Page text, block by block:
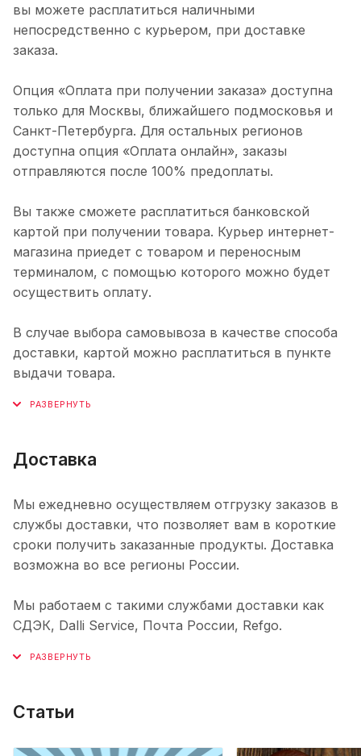
вы можете расплатиться наличными
непосредственно с курьером, при доставке
заказа.
Опция «Оплата при получении заказа» доступна
только для Москвы, ближайшего подмосковья и
Санкт-Петербурга. Для остальных регионов
доступна опция «Оплата онлайн», заказы
отправляются после 100% предоплаты.
Вы также сможете расплатиться банковской
картой при получении товара. Курьер интернет-
магазина приедет с товаром и переносным
терминалом, с помощью которого можно будет
осуществить оплату.
В случае выбора самовывоза в качестве способа
доставки, картой можно расплатиться в пункте
выдачи товара.
Доставка
Мы ежедневно осуществляем отгрузку заказов в
службы доставки, что позволяет вам в короткие
сроки получить заказанные продукты. Доставка
возможна во все регионы России.
Мы работаем с такими службами доставки как
СДЭК, Dalli Service, Почта России, Refgo.
Статьи